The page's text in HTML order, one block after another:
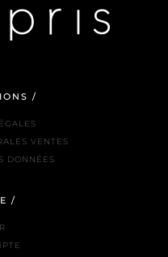
/
VENTES
DONNÉES
/